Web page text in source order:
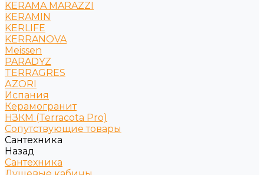
KERAMA MARAZZI
KERAMIN
KERLIFE
KERRANOVA
Meissen
PARADYZ
TERRAGRES
АZORI
Испания
Керамогранит
НЗКМ (Terracota Pro)
Сопутствующие товары
Сантехника
Назад
Сантехника